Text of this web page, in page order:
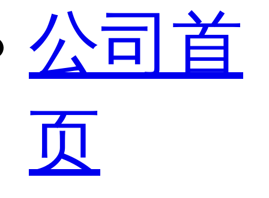
公司首
页